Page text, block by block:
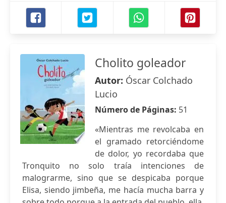
Cholito goleador
Autor: Óscar Colchado
Lucio
Número de Páginas: 51
«Mientras me revolcaba en
el gramado retorciéndome
de dolor, yo recordaba que
Tronquito no solo traía intenciones de
malograrme, sino que se despicaba porque
Elisa, siendo jimbeña, me hacía mucha barra y